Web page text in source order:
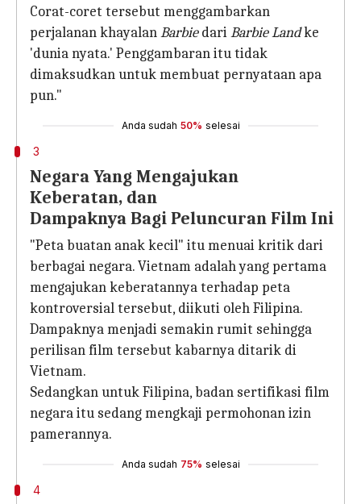
Corat-coret tersebut menggambarkan
perjalanan khayalanBarbiedariBarbie Landke
'dunia nyata.' Penggambaran itu tidak
dimaksudkan untuk membuat pernyataan apa
pun."
Anda sudah 50% selesai
3
Negara Yang Mengajukan
Keberatan, dan
Dampaknya Bagi Peluncuran Film Ini
"Peta buatan anak kecil" itu menuai kritik dari
berbagai negara. Vietnam adalah yang pertama
mengajukan keberatannya terhadap peta
kontroversial tersebut, diikuti oleh Filipina.
Dampaknya menjadi semakin rumit sehingga
perilisan film tersebut kabarnya ditarik di
Vietnam.
Sedangkan untuk Filipina, badan sertifikasi film
negara itu sedang mengkaji permohonan izin
pamerannya.
Anda sudah 75% selesai
4